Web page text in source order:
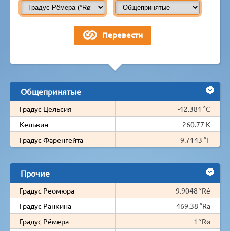
Общепринятые
Градус Цельсия
-12.381 °C
Кельвин
260.77 K
Градус Фаренгейта
9.7143 °F
Прочие
Градус Реомюра
-9.9048 °Ré
Градус Ранкина
469.38 °Ra
Градус Рёмера
1 °Rø